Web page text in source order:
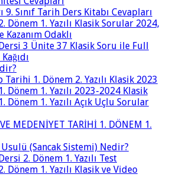
9. Sınıf Tarih Ders Kitabı Cevapları
Dönem 1. Yazılı Klasik Sorular 2024,
Kazanım Odaklı
Dersi 3 Ünite 37 Klasik Soru ile Full
Tarihi 1. Dönem 2. Yazılı Klasik 2023
Dönem 1. Yazılı 2023-2024 Klasik
Dönem 1. Yazılı Açık Uçlu Sorular
MEDENİYET TARİHİ 1. DÖNEM 1.
Usulü (Sancak Sistemi) Nedir?
2. Dönem 1. Yazılı Test
Dönem 1. Yazılı Klasik ve Video